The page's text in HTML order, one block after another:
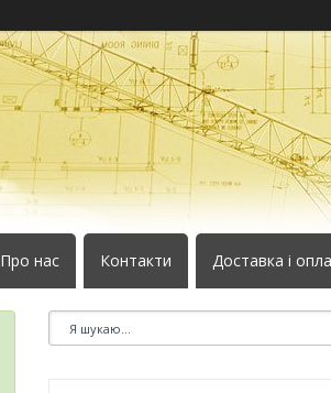
Про нас Контакти Доставка і